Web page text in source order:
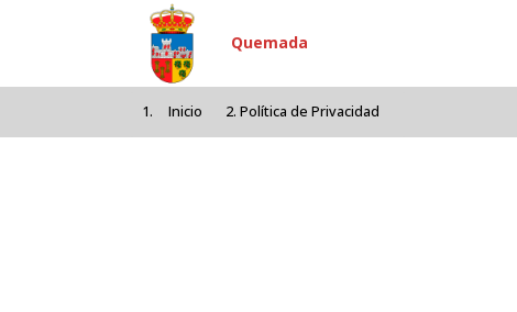
Pasar al contenido principal
Quemada
Inicio Política de Privacidad